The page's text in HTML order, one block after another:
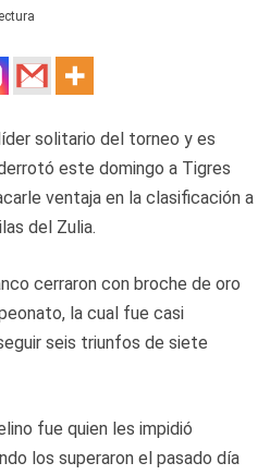
solitario del torneo y es
este domingo a Tigres
ventaja en la clasificación a
del Zulia.
cerraron con broche de oro
la cual fue casi
seis triunfos de siete
fue quien les impidió
los superaron el pasado día